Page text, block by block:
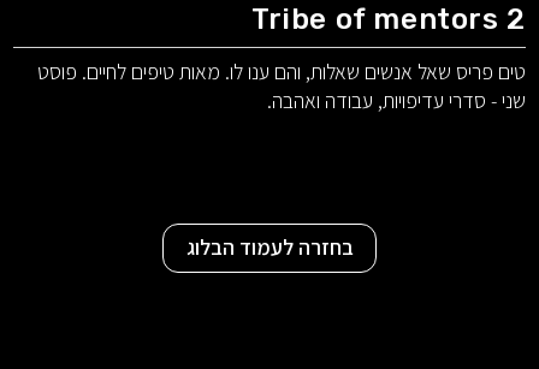
Tribe of mentors 2
טים פריס שאל אנשים שאלות, והם ענו לו. מאות טיפים לחיים. פוסט
שני - סדרי עדיפויות, עבודה ואהבה.
בחזרה לעמוד הבלוג